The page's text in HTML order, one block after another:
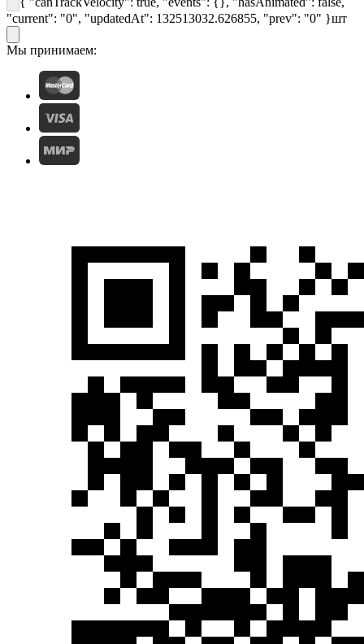
"current": "0", "updatedAt": 132513032.626855, "prev": "0" }шт
Мы принимаем: